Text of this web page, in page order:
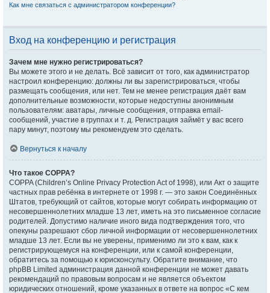
Как мне связаться с администратором конференции?
Вход на конференцию и регистрация
Зачем мне нужно регистрироваться?
Вы можете этого и не делать. Всё зависит от того, как администратор
настроил конференцию: должны ли вы зарегистрироваться, чтобы
размещать сообщения, или нет. Тем не менее регистрация даёт вам
дополнительные возможности, которые недоступны анонимным
пользователям: аватары, личные сообщения, отправка email-
сообщений, участие в группах и т. д. Регистрация займёт у вас всего
пару минут, поэтому мы рекомендуем это сделать.
Вернуться к началу
Что такое COPPA?
COPPA (Children’s Online Privacy Protection Act of 1998), или Акт о защите
частных прав ребёнка в интернете от 1998 г. — это закон Соединённых
Штатов, требующий от сайтов, которые могут собирать информацию от
несовершеннолетних младше 13 лет, иметь на это письменное согласие
родителей. Допустимо наличие иного вида подтверждения того, что
опекуны разрешают сбор личной информации от несовершеннолетних
младше 13 лет. Если вы не уверены, применимо ли это к вам, как к
регистрирующемуся на конференции, или к самой конференции,
обратитесь за помощью к юрисконсульту. Обратите внимание, что
phpBB Limited администрация данной конференции не может давать
рекомендаций по правовым вопросам и не является объектом
юридических отношений, кроме указанных в ответе на вопрос «С кем